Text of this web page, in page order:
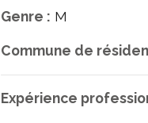
Genre : M
Commune de
Expérience